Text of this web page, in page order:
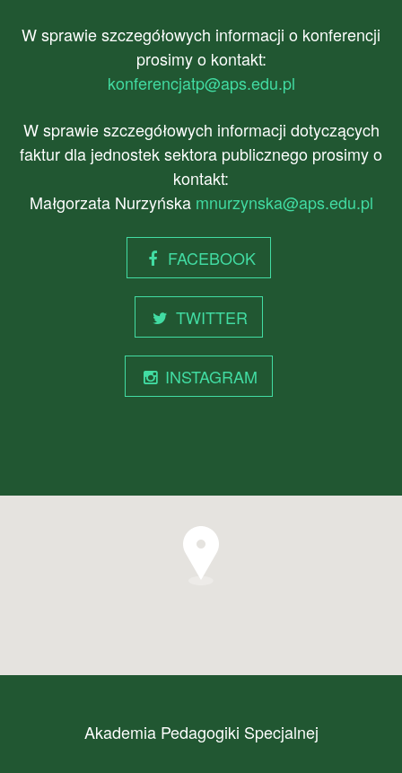
W sprawie szczegółowych informacji o konferencji
prosimy o kontakt:
konferencjatp@aps.edu.pl
W sprawie szczegółowych informacji dotyczących
faktur dla jednostek sektora publicznego prosimy o
kontakt:
Małgorzata Nurzyńska mnurzynska@aps.edu.pl
FACEBOOK
TWITTER
INSTAGRAM
Akademia Pedagogiki Specjalnej